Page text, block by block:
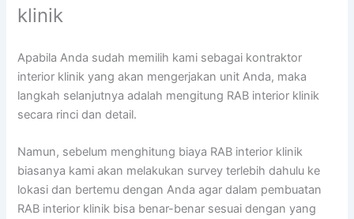
klinik
Apabila Anda sudah memilih kami sebagai kontraktor
interior klinik yang akan mengerjakan unit Anda, maka
langkah selanjutnya adalah mengitung RAB interior klinik
secara rinci dan detail.
Namun, sebelum menghitung biaya RAB interior klinik
biasanya kami akan melakukan survey terlebih dahulu ke
lokasi dan bertemu dengan Anda agar dalam pembuatan
RAB interior klinik bisa benar-benar sesuai dengan yang